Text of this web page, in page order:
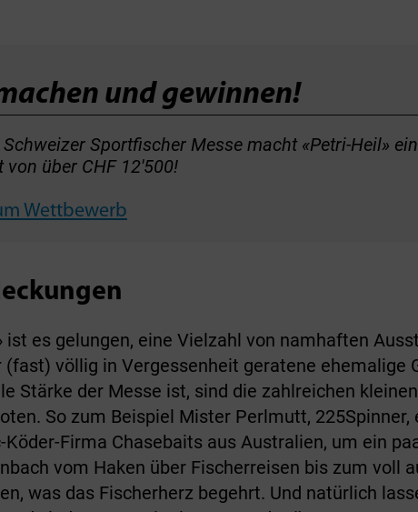
und gewinnen!
Sportfischer Messe macht «Petri-Heil»
von über CHF 12'500!
Wettbewerb
ist es gelungen, eine Vielzahl von namhaften
(fast) völlig in Vergessenheit geratene ehemalige
Stärke der Messe ist, sind die zahlreichen
So zum Beispiel Mister Perlmutt,
Köder-Firma Chasebaits aus Australien, um ein
vom Haken über Fischerreisen bis zum voll
was das Fischerherz begehrt. Und natürlich